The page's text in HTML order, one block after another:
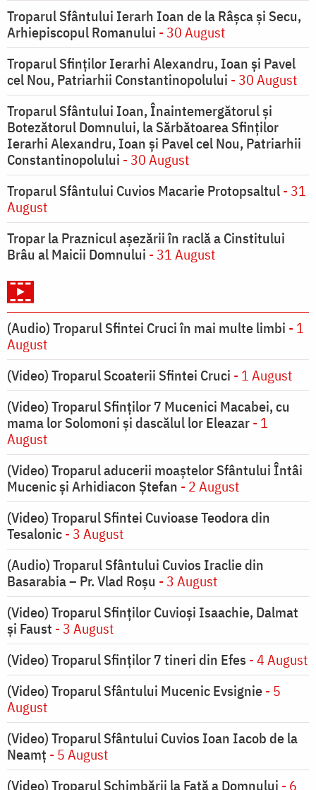
Troparul Sfântului Ierarh Ioan de la Râşca şi Secu,
Arhiepiscopul Romanului - 30 August
Troparul Sfinţilor Ierarhi Alexandru, Ioan şi Pavel
cel Nou, Patriarhii Constantinopolului - 30 August
Troparul Sfântului Ioan, Înaintemergătorul şi
Botezătorul Domnului, la Sărbătoarea Sfinţilor
Ierarhi Alexandru, Ioan şi Pavel cel Nou, Patriarhii
Constantinopolului - 30 August
Troparul Sfântului Cuvios Macarie Protopsaltul- 31
August
Tropar la Praznicul aşezării în raclă a Cinstitului
Brâu al Maicii Domnului - 31 August
(Audio) Troparul Sfintei Cruci în mai multe limbi - 1
August
(Video) Troparul Scoaterii Sfintei Cruci - 1 August
(Video) Troparul Sfinților 7 Mucenici Macabei, cu
mama lor Solomoni și dascălul lor Eleazar- 1
August
(Video) Troparul aducerii moaștelor Sfântului Întâi
Mucenic și Arhidiacon Ștefan - 2 August
(Video) Troparul Sfintei Cuvioase Teodora din
Tesalonic- 3 August
(Audio) Troparul Sfântului Cuvios Iraclie din
Basarabia – Pr. Vlad Roșu - 3 August
(Video) Troparul Sfinților Cuvioși Isaachie, Dalmat
și Faust - 3 August
(Video) Troparul Sfinților 7 tineri din Efes - 4 August
(Video) Troparul Sfântului Mucenic Evsignie- 5
August
(Video) Troparul Sfântului Cuvios Ioan Iacob de la
Neamț - 5 August
(Video) Troparul Schimbării la Față a Domnului - 6